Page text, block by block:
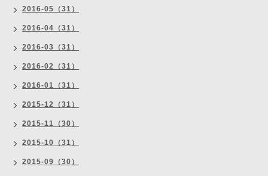
2016-05（31）
2016-04（31）
2016-03（31）
2016-02（31）
2016-01（31）
2015-12（31）
2015-11（30）
2015-10（31）
2015-09（30）